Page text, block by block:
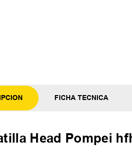
FICHA TECNICA
Head Pompei